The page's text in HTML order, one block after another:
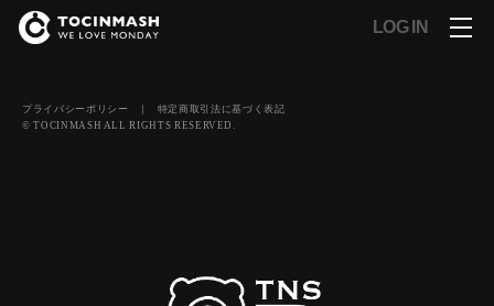
LOG IN
プライバシーポリシー ｜ 特定商取引法に基づく表記
© TOCINMASH ALL RIGHTS RESERVED.